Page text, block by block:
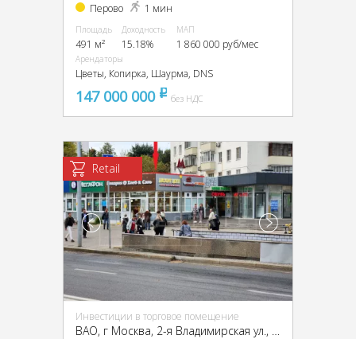
Перово 1 мин
Площадь
491 м²
Доходность
15.18%
МАП
1 860 000 руб/мес
Арендаторы
Цветы, Копирка, Шаурма, DNS
147 000 000 pуббез НДС
Retail
Инвестиции в торговое помещение
ВАО, г Москва, 2-я Владимирская ул., 38/18